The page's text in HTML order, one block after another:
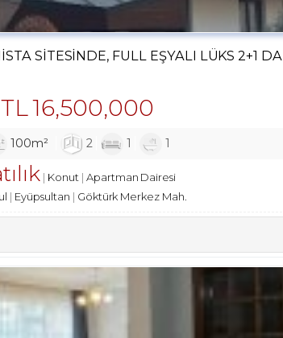
SITESINDE, FULL EŞYALI LÜKS 2+1
TL16,500,000
100m² 2 1 1
Konut Apartman Dairesi
Eyüpsultan Göktürk Merkez Mah.